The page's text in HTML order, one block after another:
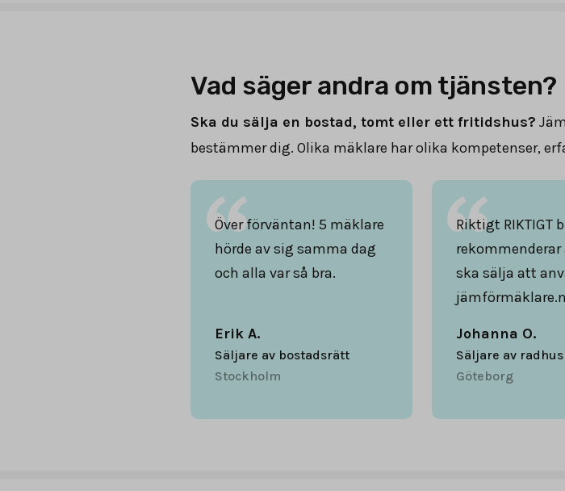
Vad säger andra om tjänsten?
Ska du sälja en bostad, tomt eller ett fritidshus?
bestämmer dig. Olika mäklare har olika kompetenser,
Över förväntan! 5 mäklare
hörde av sig samma dag
och alla var så bra.
Erik A.
Säljare av bostadsrätt
Stockholm
Riktigt RIKTIGT
rekommenderar
ska sälja att
Johanna O.
Säljare av radhus
Göteborg